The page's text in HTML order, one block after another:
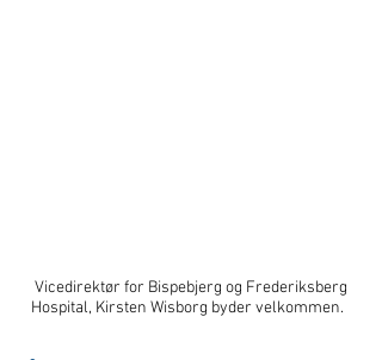
Vicedirektør for Bispebjerg og Frederiksberg
Hospital, Kirsten Wisborg byder velkommen.